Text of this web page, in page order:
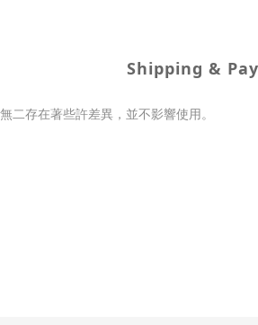
Shipping &
存在著些許差異，並不影響使用。